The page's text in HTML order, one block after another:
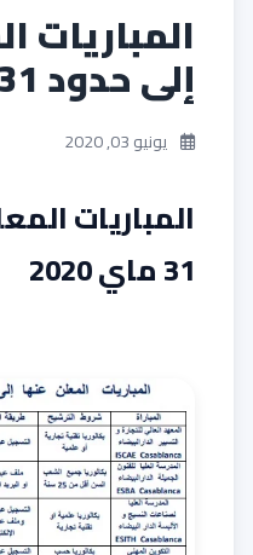
المباريات
إلى حدود 31 ماي 2020
يونيو 03, 2020
المباريات
31 ماي 2020